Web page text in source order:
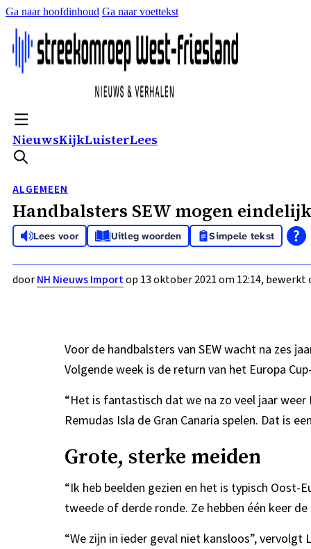
Ga naar hoofdinhoud Ga naar voettekst
NieuwsKijkLuisterLees
ALGEMEEN
Handbalsters SEW mogen
Lees voor Uitleg woorden Simpele tekst
doorNH Nieuws Importop 13 oktober 2021 om 12:14, bewerkt
Voor de handbalsters van SEW wacht na zes
Volgende week is de return van het Europa
“Het is fantastisch dat we na zo veel jaar
Remudas Isla de Gran Canaria spelen. Dat is
Grote, sterke meiden
“Ik heb beelden gezien en het is typisch
tweede of derde ronde. Ze hebben één keer
“We zijn in ieder geval niet kansloos”,